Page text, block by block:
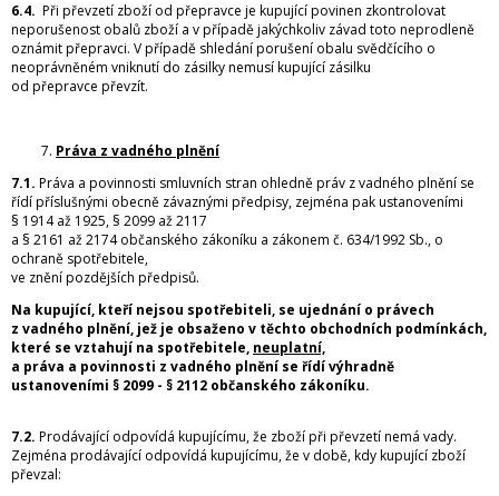
6.4. Při převzetí zboží od přepravce je kupující povinen zkontrolovat
neporušenost obalů zboží a v případě jakýchkoliv závad toto neprodleně
oznámit přepravci. V případě shledání porušení obalu svědčícího o
neoprávněném vniknutí do zásilky nemusí kupující zásilku
od přepravce převzít.
Práva z vadného plnění
7.1. Práva a povinnosti smluvních stran ohledně práv z vadného plnění se
řídí příslušnými obecně závaznými předpisy, zejména pak ustanoveními
§ 1914 až 1925, § 2099 až 2117
a § 2161 až 2174 občanského zákoníku a zákonem č. 634/1992 Sb., o
ochraně spotřebitele,
ve znění pozdějších předpisů.
Na kupující, kteří nejsou spotřebiteli, se ujednání o právech
z vadného plnění, jež je obsaženo v těchto obchodních podmínkách,
které se vztahují na spotřebitele, neuplatní,
a práva a povinnosti z vadného plnění se řídí výhradně
ustanoveními § 2099 - § 2112 občanského zákoníku.
7.2. Prodávající odpovídá kupujícímu, že zboží při převzetí nemá vady.
Zejména prodávající odpovídá kupujícímu, že v době, kdy kupující zboží
převzal: